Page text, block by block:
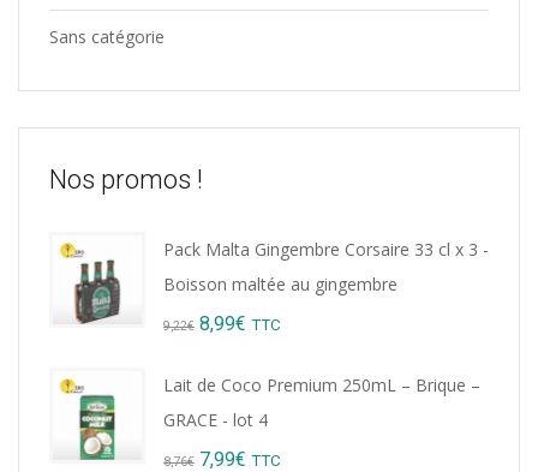
Sans catégorie
Nos promos !
Pack Malta Gingembre Corsaire 33 cl x 3 -
Boisson maltée au gingembre
9,22€ Original
8,99€ Current
TTC
Lait de Coco Premium 250mL – Brique –
GRACE - lot 4
8,76€ Original
7,99€ Current
TTC